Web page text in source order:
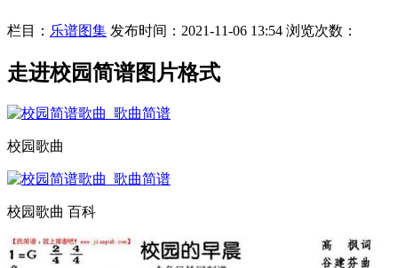
栏目： 乐谱图集 发布时间：2021-11-06 13:54 浏览次数：
走进校园简谱图片格式
校园歌曲
校园歌曲 百科